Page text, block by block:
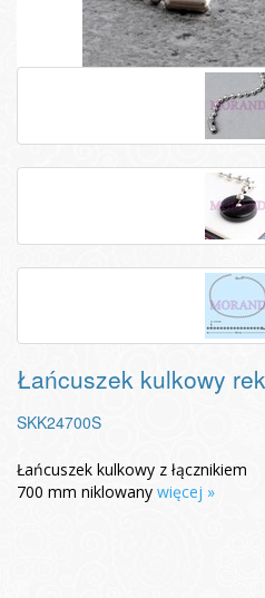
Łańcuszek kulkowy
SKK24700S
Łańcuszek kulkowy z łącznikiem
700 mm niklowany więcej »